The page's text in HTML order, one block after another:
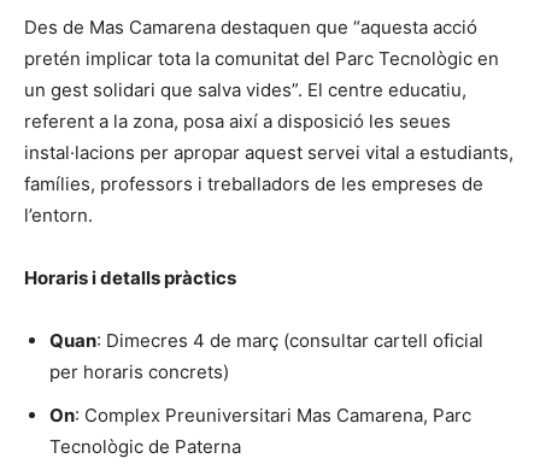
Des de Mas Camarena destaquen que “aquesta acció
pretén implicar tota la comunitat del Parc Tecnològic en
un gest solidari que salva vides”. El centre educatiu,
referent a la zona, posa així a disposició les seues
instal·lacions per apropar aquest servei vital a estudiants,
famílies, professors i treballadors de les empreses de
l’entorn.
Horaris i detalls pràctics
Quan: Dimecres 4 de març (consultar cartell oficial
per horaris concrets)
On: Complex Preuniversitari Mas Camarena, Parc
Tecnològic de Paterna